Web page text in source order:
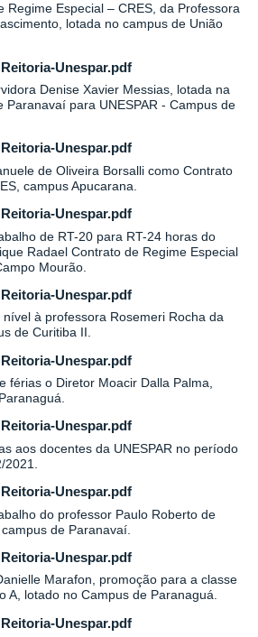
Regime Especial – CRES, da Professora
lotada no campus de União
Reitoria-Unespar.pdf
Denise Xavier Messias, lotada na
Paranavaí para UNESPAR - Campus de
Reitoria-Unespar.pdf
de Oliveira Borsalli como Contrato
campus Apucarana.
Reitoria-Unespar.pdf
de RT-20 para RT-24 horas do
Radael Contrato de Regime Especial
Mourão.
Reitoria-Unespar.pdf
à professora Rosemeri Rocha da
de Curitiba II.
Reitoria-Unespar.pdf
férias o Diretor Moacir Dalla Palma,
Reitoria-Unespar.pdf
aos docentes da UNESPAR no período
Reitoria-Unespar.pdf
do professor Paulo Roberto de
de Paranavaí.
Reitoria-Unespar.pdf
Marafon, promoção para a classe
A, lotado no Campus de Paranaguá.
Reitoria-Unespar.pdf